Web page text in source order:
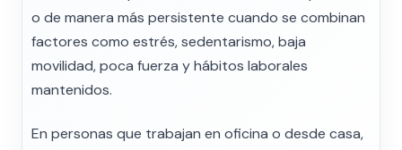
o de manera más persistente cuando se combinan
factores como estrés, sedentarismo, baja
movilidad, poca fuerza y hábitos laborales
mantenidos.
En personas que trabajan en oficina o desde casa,